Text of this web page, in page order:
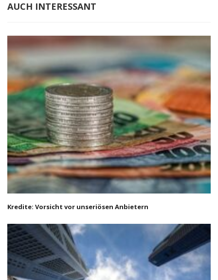
AUCH INTERESSANT
Kredite: Vorsicht vor unseriösen Anbietern